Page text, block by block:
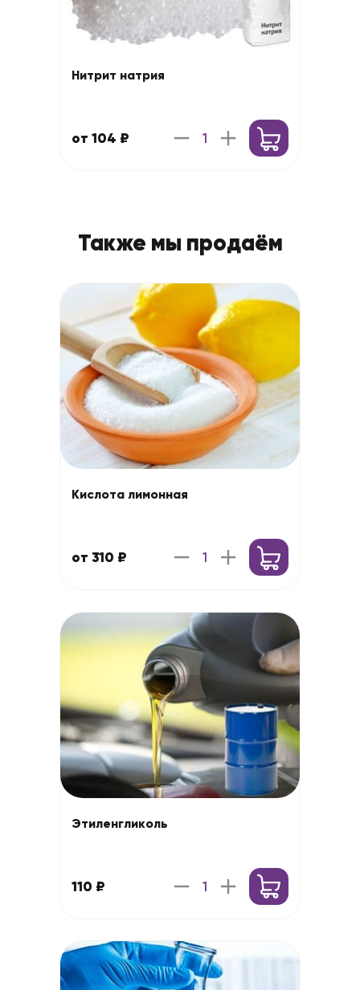
Нитрит натрия
от 104 ₽
Также мы продаём
Кислота лимонная
от 310 ₽
Этиленгликоль
110 ₽